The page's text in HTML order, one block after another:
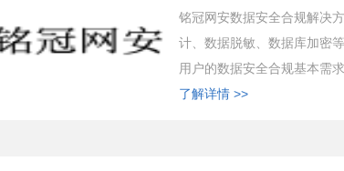
铭冠网安数据安全合规解决
计、数据脱敏、数据库加密
用户的数据安全合规基本需
了解详情 >>